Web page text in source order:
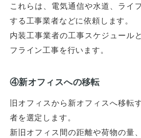
これらは、電気通信や水道、ライ
する工事業者などに依頼します。
内装工事業者の工事スケジュール
フライン工事を行います。
④新オフィスへの移転
旧オフィスから新オフィスへ移転
者を選定します。
新旧オフィス間の距離や荷物の量